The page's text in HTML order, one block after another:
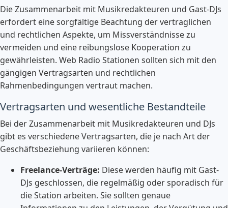
Die Zusammenarbeit mit Musikredakteuren und Gast-DJs
erfordert eine sorgfältige Beachtung der vertraglichen
und rechtlichen Aspekte, um Missverständnisse zu
vermeiden und eine reibungslose Kooperation zu
gewährleisten. Web Radio Stationen sollten sich mit den
gängigen Vertragsarten und rechtlichen
Rahmenbedingungen vertraut machen.
Vertragsarten und wesentliche Bestandteile
Bei der Zusammenarbeit mit Musikredakteuren und DJs
gibt es verschiedene Vertragsarten, die je nach Art der
Geschäftsbeziehung variieren können:
Freelance-Verträge: Diese werden häufig mit Gast-
DJs geschlossen, die regelmäßig oder sporadisch für
die Station arbeiten. Sie sollten genaue